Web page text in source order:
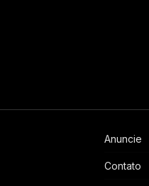
Anuncie
Contato